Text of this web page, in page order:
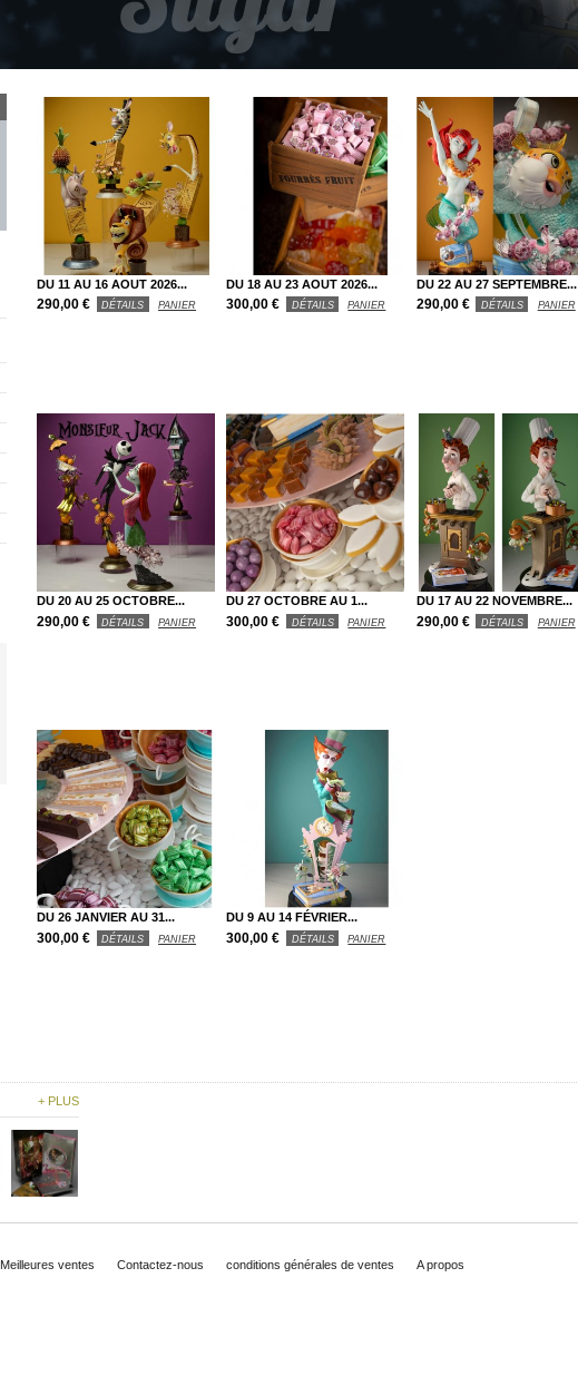
DU 11 AU 16 AOUT 2026...
290,00 € DÉTAILS PANIER
DU 18 AU 23 AOUT 2026...
300,00 € DÉTAILS PANIER
DU 22 AU 27 SEPTEMBRE...
290,00 € DÉTAILS PANIER
DU 20 AU 25 OCTOBRE...
290,00 € DÉTAILS PANIER
DU 27 OCTOBRE AU 1...
300,00 € DÉTAILS PANIER
DU 17 AU 22 NOVEMBRE...
290,00 € DÉTAILS PANIER
DU 26 JANVIER AU 31...
300,00 € DÉTAILS PANIER
DU 9 AU 14 FÉVRIER...
300,00 € DÉTAILS PANIER
+ PLUS
Meilleures ventes Contactez-nous conditions générales de ventes
A propos